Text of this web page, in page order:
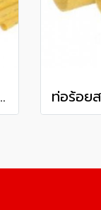
ภาพ 2 100 มม. 4 นิ้ว ยาว 6 เมตร